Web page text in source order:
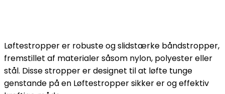
Løftestropper er robuste og slidstærke båndstropper,
fremstillet af materialer såsom nylon, polyester eller
stål. Disse stropper er designet til at løfte tunge
genstande på en Løftestropper sikker er og effektiv